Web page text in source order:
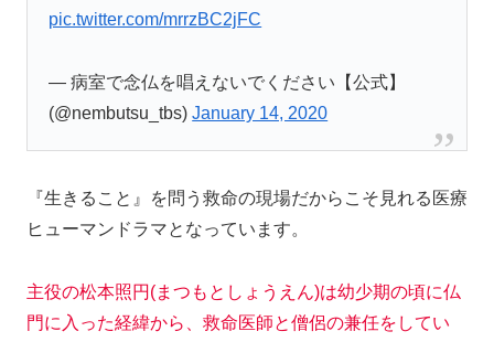
pic.twitter.com/mrrzBC2jFC
— 病室で念仏を唱えないでください【公式】
(@nembutsu_tbs)January 14, 2020
『生きること』を問う救命の現場だからこそ見れる医療
ヒューマンドラマとなっています。
主役の松本照円(まつもとしょうえん)は幼少期の頃に仏
門に入った経緯から、救命医師と僧侶の兼任をしてい